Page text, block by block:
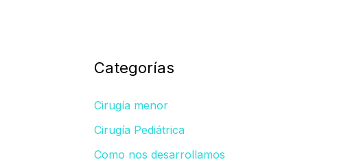
Categorías
Cirugía menor
Cirugía Pediátrica
Como nos desarrollamos